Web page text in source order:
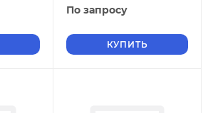
По запросу
КУПИТЬ